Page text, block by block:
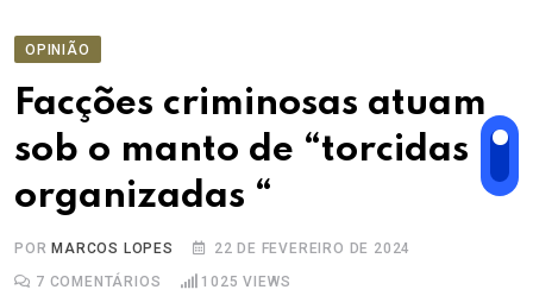
OPINIÃO
Facções criminosas atuam
sob o manto de “torcidas
organizadas “
PORMARCOS LOPES
22 DE FEVEREIRO DE 2024
7 COMENTÁRIOS 1025 VIEWS